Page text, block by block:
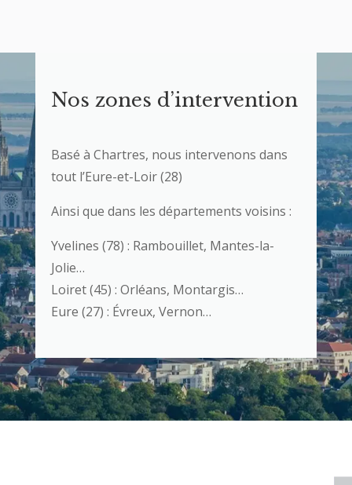
Nos zones d’intervention
Basé à Chartres, nous intervenons dans
tout l’Eure-et-Loir (28)
Ainsi que dans les départements voisins :
Yvelines (78) : Rambouillet, Mantes-la-
Jolie…
Loiret (45) : Orléans, Montargis…
Eure (27) : Évreux, Vernon…